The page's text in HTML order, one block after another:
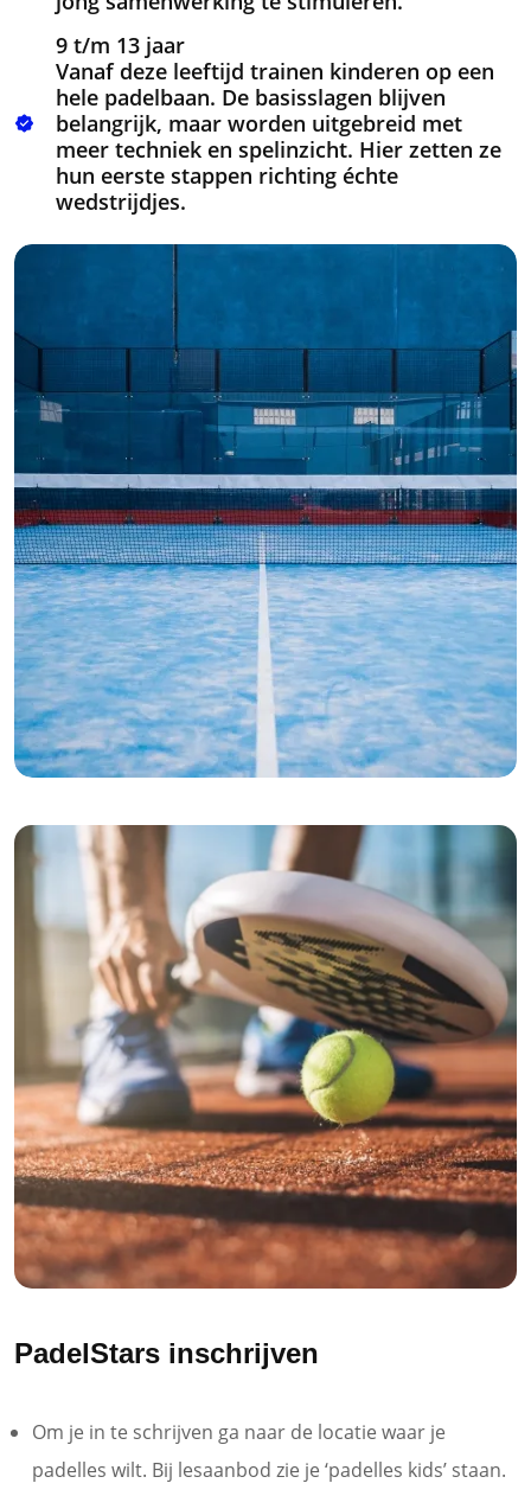
9 t/m 13 jaar
Vanaf deze leeftijd trainen kinderen op een
hele padelbaan. De basisslagen blijven
belangrijk, maar worden uitgebreid met
meer techniek en spelinzicht. Hier zetten ze
hun eerste stappen richting échte
wedstrijdjes.
PadelStars inschrijven
Om je in te schrijven ga naar de locatie waar je
padelles wilt. Bij lesaanbod zie je ‘padelles kids’ staan.